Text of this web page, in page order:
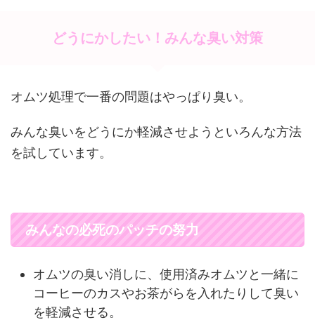
どうにかしたい！みんな臭い対策
オムツ処理で一番の問題はやっぱり臭い。
みんな臭いをどうにか軽減させようといろんな方法
を試しています。
みんなの必死のパッチの努力
オムツの臭い消しに、使用済みオムツと一緒に
コーヒーのカスやお茶がらを入れたりして臭い
を軽減させる。